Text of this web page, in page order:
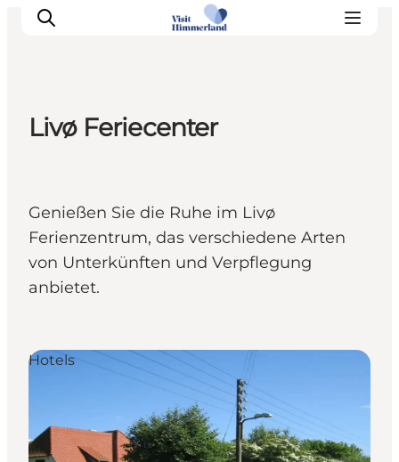
Städte und Orte
Das passiert
Reiseplanung
Praktische Informationen
Livø Feriecenter
Genießen Sie die Ruhe im Livø
Ferienzentrum, das verschiedene Arten
von Unterkünften und Verpflegung
anbietet.
Hotels